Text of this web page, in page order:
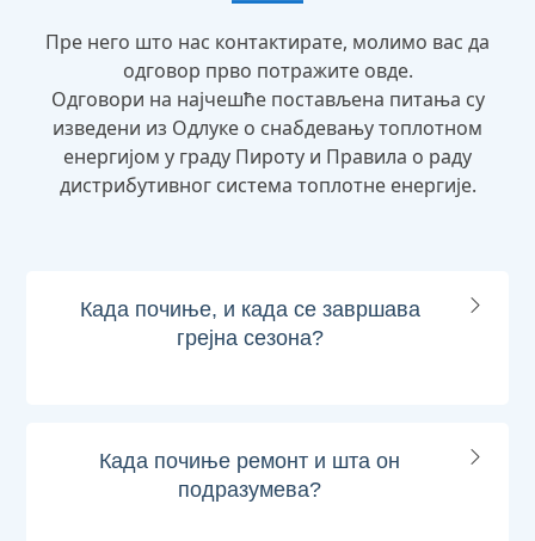
Пре него што нас контактирате, молимо вас да
одговор прво потражите овде.
Одговори на најчешће постављена питања су
изведени из Одлуке о снабдевању топлотном
енергијом у граду Пироту и Правила о раду
дистрибутивног система топлотне енергије.
Када почиње, и када се завршава
грејна сезона?
Када почиње ремонт и шта он
подразумева?